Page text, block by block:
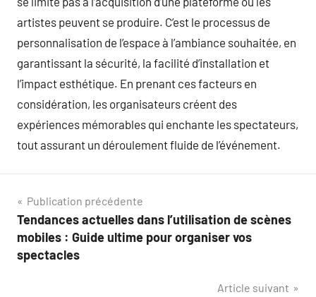
artistes peuvent se produire. C’est le processus de
personnalisation de l’espace à l’ambiance souhaitée, en
garantissant la sécurité, la facilité d’installation et
l’impact esthétique. En prenant ces facteurs en
considération, les organisateurs créent des
expériences mémorables qui enchante les spectateurs,
tout assurant un déroulement fluide de l’événement.
Navigation
de
l’article
Publication précédente
Tendances actuelles dans l’utilisation de scènes
mobiles : Guide ultime pour organiser vos
spectacles
Article suivant